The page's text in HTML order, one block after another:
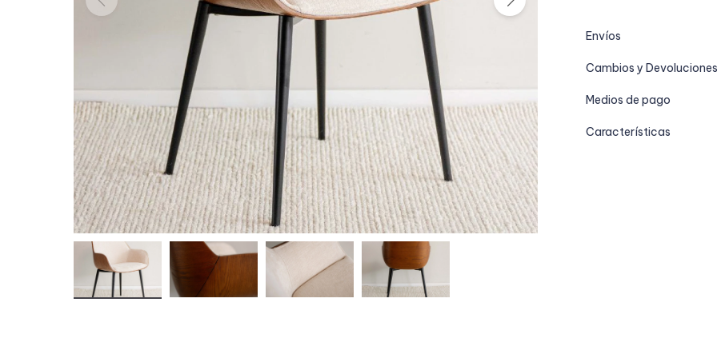
Envíos
Cambios y Devoluciones
Medios de pago
Características